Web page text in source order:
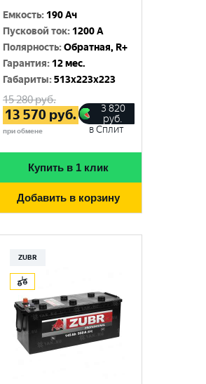
Емкость: 190 Ач
Пусковой ток: 1200 A
Полярность:Обратная, R+
Гарантия: 12 мес.
Габариты:513x223x223
15 280руб.
13 570 руб.
при обмене
3 820
руб.
в Сплит
Купить в 1 клик
Добавить в корзину
ZUBR